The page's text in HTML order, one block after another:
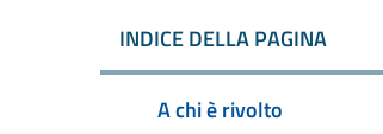
INDICE DELLA PAGINA
A chi è rivolto